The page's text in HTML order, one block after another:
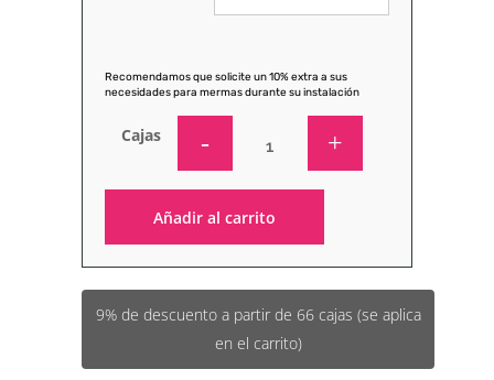
Recomendamos que solicite un 10% extra a sus
necesidades para mermas durante su instalación
Cajas
Añadir al carrito
9% de descuento a partir de 66 cajas (se aplica
en el carrito)